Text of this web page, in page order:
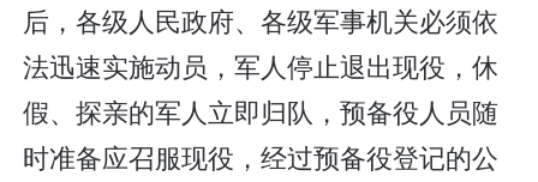
后，各级人民政府、各级军事机关必须依
法迅速实施动员，军人停止退出现役，休
假、探亲的军人立即归队，预备役人员随
时准备应召服现役，经过预备役登记的公